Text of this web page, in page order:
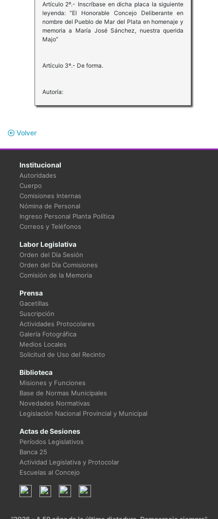
Artículo 2º.- Inscríbase en dicha placa la siguiente
leyenda: “El Honorable Concejo Deliberante en
nombre del Pueblo de Mar del Plata en homenaje y
memoria a María José Sánchez, nuestra querida
Majo”
Artículo 3º.- De forma.
Autoría:
Volver
Institucional
Autoridades
Cuerpo
Comisiones Internas
Nómina de Personal
Ingreso Personal Planta Política
Correos y Teléfonos
Labor Legislativa
Orden del Día Sesión
Orden del Día Comisiones
Comisión de la Memoria
Prensa
Gacetillas
Suscripción
Actividades Protocolares
Galería Fotográfica
Medios Locales
Solicitud de Uso del Recinto
Biblioteca
Misiones y Funciones
Base de Normas Municipales
Novedades Normativas
Legislación Nacional Provincial y Municipal
Actas de Sesiones
Períodos Legislativos
Banca 25
Actividad Legislativa y Protocolar
Escuelas al Concejo